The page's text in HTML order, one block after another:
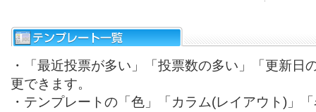
・「最近投票が多い」「投票数の多い」「更新日
更できます。
・テンプレートの「色」「カラム(レイアウト)」